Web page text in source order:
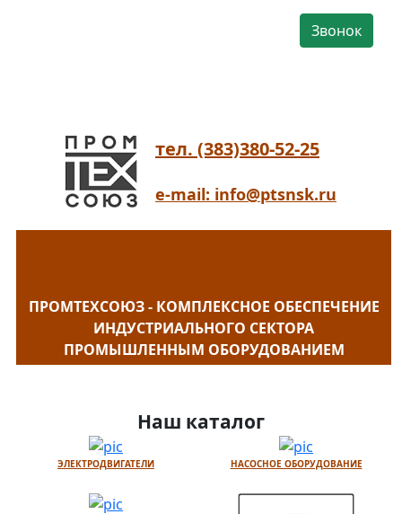
Звонок
тел. (383)380-52-25
e-mail: info@ptsnsk.ru
ПРОМТЕХСОЮЗ - КОМПЛЕКСНОЕ ОБЕСПЕЧЕНИЕ
ИНДУСТРИАЛЬНОГО СЕКТОРА
ПРОМЫШЛЕННЫМ ОБОРУДОВАНИЕМ
Наш каталог
ЭЛЕКТРОДВИГАТЕЛИ НАСОСНОЕ ОБОРУДОВАНИЕ